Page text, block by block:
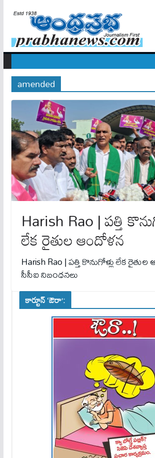
amended
Harish Rao | ప‌త్తి
లేక రైతుల ఆందోళ‌న‌
Harish Rao | ప‌త్తి కొనుగోళ్లు లేక
సీసీఐ నిబంధ‌న‌లు
కార్టూన్ ‘ఔరా’: